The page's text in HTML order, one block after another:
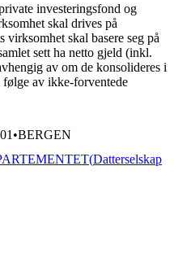
investeringsfond og
skal drives på
virksomhet skal basere seg på
sett ha netto gjeld (inkl.
av om de konsolideres i
av ikke-forventede
•BERGEN
(Datterselskap